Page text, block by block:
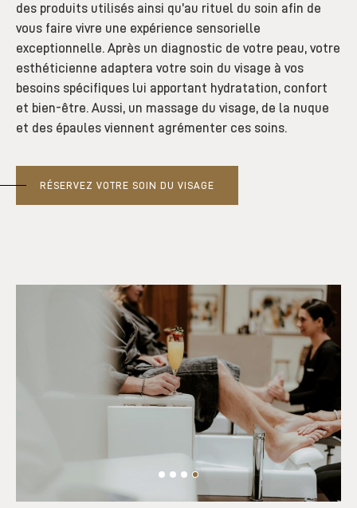
des produits utilisés ainsi qu’au rituel du soin afin de
vous faire vivre une expérience sensorielle
exceptionnelle. Après un diagnostic de votre peau, votre
esthéticienne adaptera votre soin du visage à vos
besoins spécifiques lui apportant hydratation, confort
et bien-être. Aussi, un massage du visage, de la nuque
et des épaules viennent agrémenter ces soins.
RÉSERVEZ VOTRE SOIN DU VISAGE